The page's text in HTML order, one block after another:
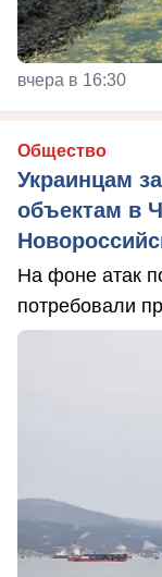
вчера в 16:30
Общество
Украинцам
объектам в
На фоне атак
потребовали